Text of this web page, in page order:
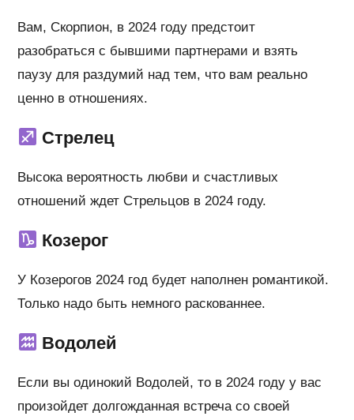
Вам, Скорпион, в 2024 году предстоит
разобраться с бывшими партнерами и взять
паузу для раздумий над тем, что вам реально
ценно в отношениях.
Стрелец
Высока вероятность любви и счастливых
отношений ждет Стрельцов в 2024 году.
Козерог
У Козерогов 2024 год будет наполнен романтикой.
Только надо быть немного раскованнее.
Водолей
Если вы одинокий Водолей, то в 2024 году у вас
произойдет долгожданная встреча со своей